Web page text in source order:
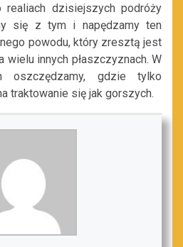
dzisiejszych podróży
się z tym i napędzamy ten
powodu, który zresztą jest
wielu innych płaszczyznach. W
oszczędzamy, gdzie tylko
traktowanie się jak gorszych.